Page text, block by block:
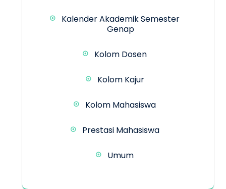
Kalender Akademik Semester
Genap
Kolom Dosen
Kolom Kajur
Kolom Mahasiswa
Prestasi Mahasiswa
Umum